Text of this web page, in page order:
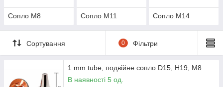
Сопло М8 Сопло М11 Сопло М14
Сортування 0 Фільтри
1 mm tube, подвійне сопло D15, H19, M8
В наявності 5 од.